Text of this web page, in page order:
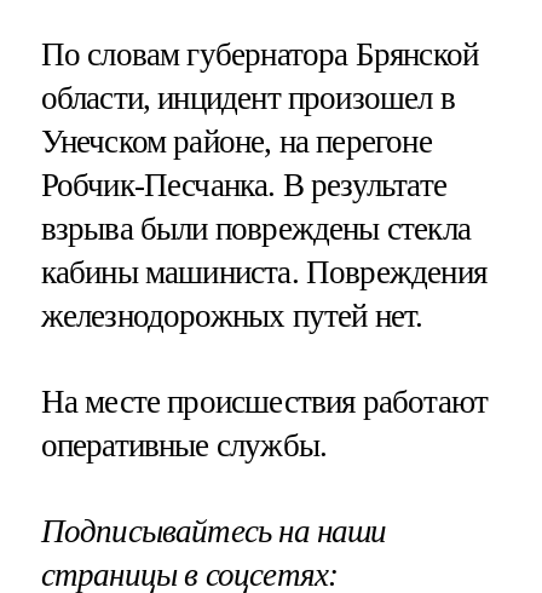
По словам губернатора Брянской
области, инцидент произошел в
Унечском районе, на перегоне
Робчик-Песчанка. В результате
взрыва были повреждены стекла
кабины машиниста. Повреждения
железнодорожных путей нет.
На месте происшествия работают
оперативные службы.
Подписывайтесь на наши
страницы в соцсетях: